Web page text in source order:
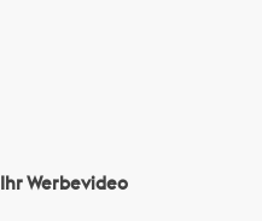
Ihr Werbevideo